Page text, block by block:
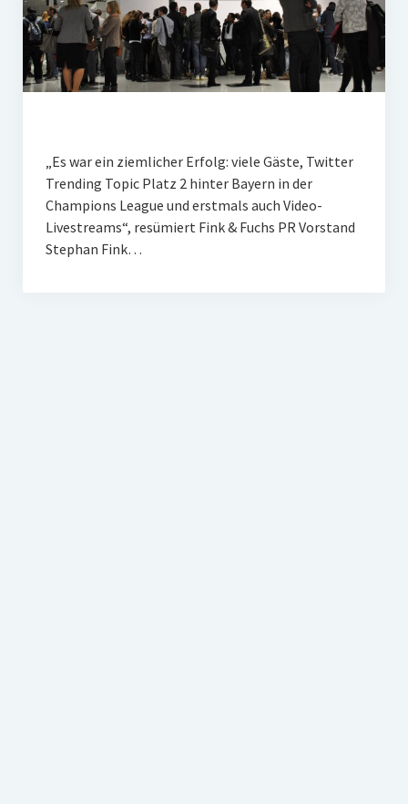
„Es war ein ziemlicher Erfolg: viele Gäste, Twitter
Trending Topic Platz 2 hinter Bayern in der
Champions League und erstmals auch Video-
Livestreams“, resümiert Fink & Fuchs PR Vorstand
Stephan Fink…